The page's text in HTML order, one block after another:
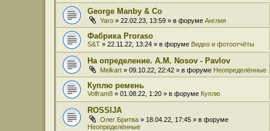
George Manby & Co
Yaro » 22.02.23, 13:59 » в форуме Англия
Фабрика Proraso
S&T » 22.11.22, 13:24 » в форуме Видео и фотоотчёты
На определение. A.M. Nosov - Pavlov
Melkart » 09.10.22, 22:42 » в форуме Неопределённые
Куплю ремень
Volfram8 » 01.08.22, 1:20 » в форуме Куплю
ROSSIJA
Олег Бритва » 18.04.22, 17:45 » в форуме
Неопределённые